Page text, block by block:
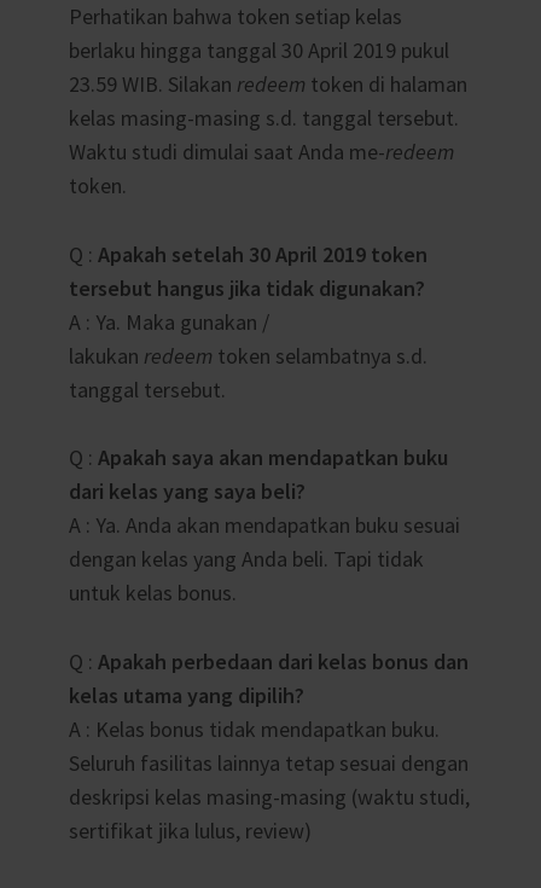
Perhatikan bahwa token setiap kelas
berlaku hingga tanggal 30 April 2019 pukul
23.59 WIB. Silakan redeem token di halaman
kelas masing-masing s.d. tanggal tersebut.
Waktu studi dimulai saat Anda me-redeem
token.
Q : Apakah setelah 30 April 2019 token
tersebut hangus jika tidak digunakan?
A : Ya. Maka gunakan /
lakukan redeem token selambatnya s.d.
tanggal tersebut.
Q : Apakah saya akan mendapatkan buku
dari kelas yang saya beli?
A : Ya. Anda akan mendapatkan buku sesuai
dengan kelas yang Anda beli. Tapi tidak
untuk kelas bonus.
Q : Apakah perbedaan dari kelas bonus dan
kelas utama yang dipilih?
A : Kelas bonus tidak mendapatkan buku.
Seluruh fasilitas lainnya tetap sesuai dengan
deskripsi kelas masing-masing (waktu studi,
sertifikat jika lulus, review)